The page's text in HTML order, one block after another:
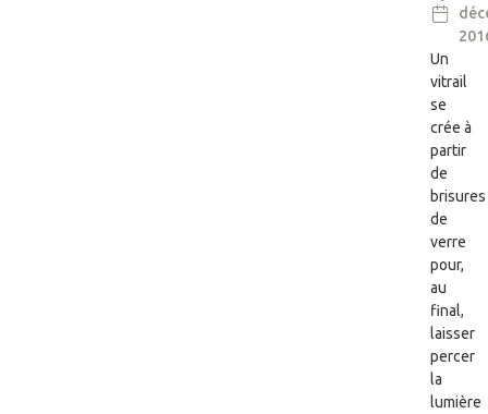
Un
vitrail
se
crée à
partir
de
brisures
de
verre
pour,
au
final,
laisser
percer
la
lumière